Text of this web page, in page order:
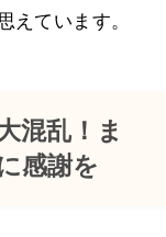
えています。
混乱！ま
感謝を